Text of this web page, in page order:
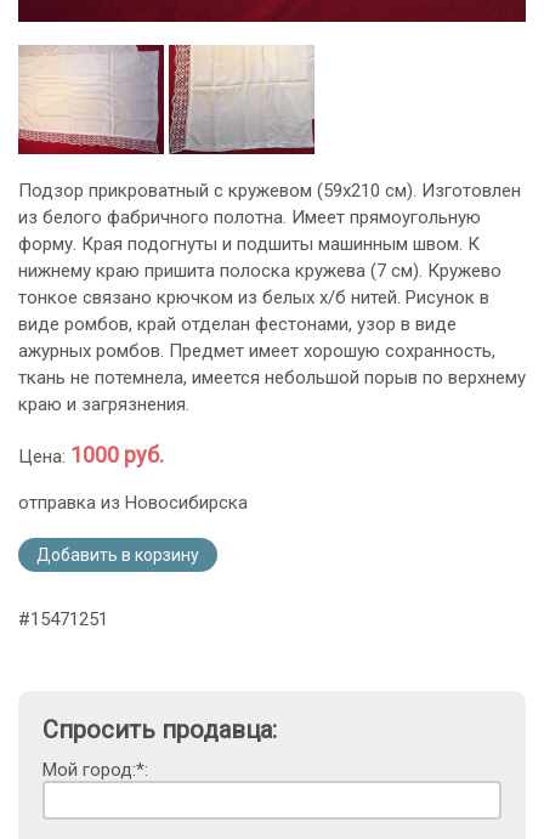
Подзор прикроватный с кружевом (59х210 см). Изготовлен
из белого фабричного полотна. Имеет прямоугольную
форму. Края подогнуты и подшиты машинным швом. К
нижнему краю пришита полоска кружева (7 см). Кружево
тонкое связано крючком из белых х/б нитей. Рисунок в
виде ромбов, край отделан фестонами, узор в виде
ажурных ромбов. Предмет имеет хорошую сохранность,
ткань не потемнела, имеется небольшой порыв по верхнему
краю и загрязнения.
Цена: 1000 руб.
отправка из Новосибирска
Добавить в корзину
#15471251
Спросить продавца:
Мой город:*: